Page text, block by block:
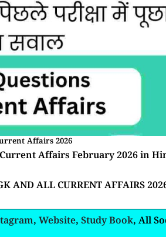
Affairs 2026
Current Affairs February 2026 in
AND ALL CURRENT AFFAIRS
, Website, Study Book, All